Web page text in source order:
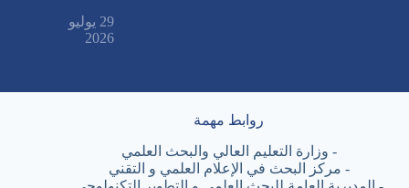
29 يوليو
2026
روابط مهمة
- وزارة التعليم العالي والبحث العلمي
- مركز البحث في الإعلام العلمي و التقني